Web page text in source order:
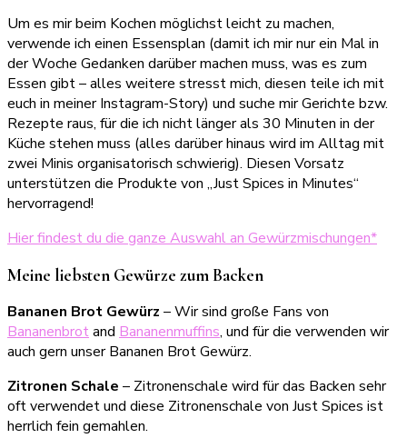
Um es mir beim Kochen möglichst leicht zu machen,
verwende ich einen Essensplan (damit ich mir nur ein Mal in
der Woche Gedanken darüber machen muss, was es zum
Essen gibt – alles weitere stresst mich, diesen teile ich mit
euch in meiner Instagram-Story) und suche mir Gerichte bzw.
Rezepte raus, für die ich nicht länger als 30 Minuten in der
Küche stehen muss (alles darüber hinaus wird im Alltag mit
zwei Minis organisatorisch schwierig). Diesen Vorsatz
unterstützen die Produkte von „Just Spices in Minutes“
hervorragend!
Hier findest du die ganze Auswahl an Gewürzmischungen*
Meine liebsten Gewürze zum Backen
Bananen Brot Gewürz – Wir sind große Fans von
Bananenbrotand Bananenmuffins, und für die verwenden wir
auch gern unser Bananen Brot Gewürz.
Zitronen Schale – Zitronenschale wird für das Backen sehr
oft verwendet und diese Zitronenschale von Just Spices ist
herrlich fein gemahlen.